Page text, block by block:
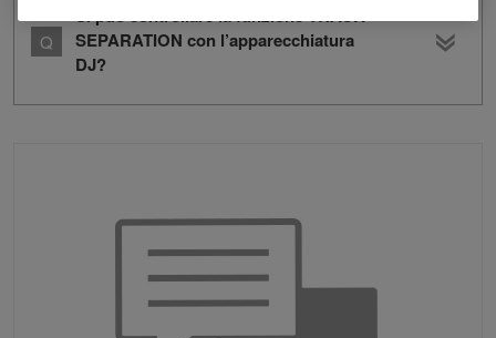
Si può controllare la funzione TRACK
SEPARATION con l’apparecchiatura
DJ?